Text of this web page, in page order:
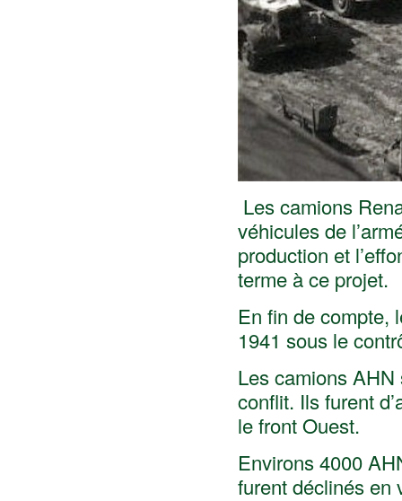
Les camions
véhicules de
production et
terme à ce projet.
En fin de compte,
1941 sous le
Les camions AHN
conflit. Ils furent
le front Ouest.
Environs 4000
furent déclinés en